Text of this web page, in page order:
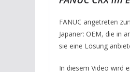
FANUC angetreten
Japaner: OEM, die in
sie eine Lösung
In diesem Video wird